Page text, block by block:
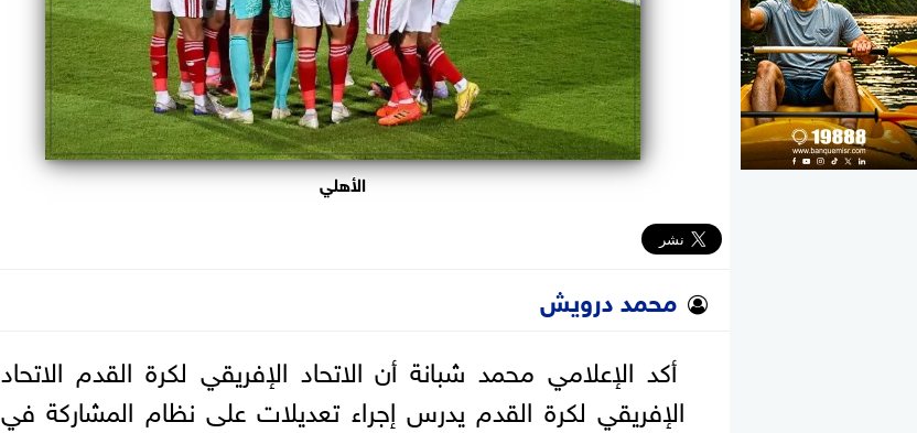
الأهلي
محمد درويش
أكد الإعلامي محمد شبانة أن الاتحاد الإفريقي لكرة القدم الاتحاد
الإفريقي لكرة القدم يدرس إجراء تعديلات على نظام المشاركة في